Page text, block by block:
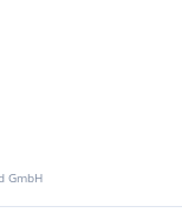
GmbH